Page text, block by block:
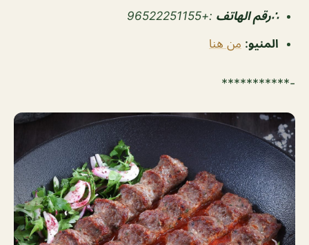
∴رقم الهاتف :+96522251155
المنيو: من هنا
-***********